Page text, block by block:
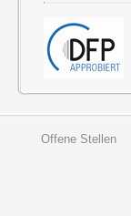
Offene Stellen